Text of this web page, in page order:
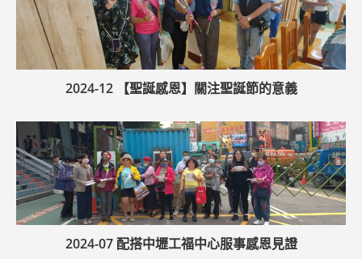
2024-12 【聖誕感恩】關注聖誕節的意義
2024-07 配搭中壢工福中心服事感恩見證